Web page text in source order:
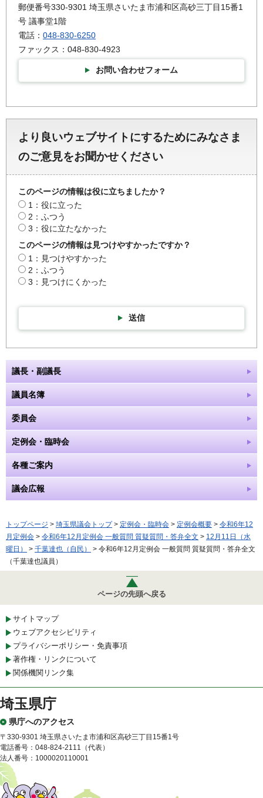
郵便番号330-9301 埼玉県さいたま市浦和区高砂三丁目15番1
号 議事堂1階
電話： 048-830-6250
ファックス：048-830-4923
お問い合わせフォーム
より良いウェブサイトにするためにみなさま
のご意見をお聞かせください
このページの情報は役に立ちましたか？
1：役に立った
2：ふつう
3：役に立たなかった
このページの情報は見つけやすかったですか？
1：見つけやすかった
2：ふつう
3：見つけにくかった
送信
議長・副議長
議員名簿
委員会
定例会・臨時会
各種ご案内
議会広報
トップページ > 埼玉県議会トップ> 定例会・臨時会 > 定例会概要 > 令和6年12
月定例会 > 令和6年12月定例会 一般質問 質疑質問・答弁全文 > 12月11日（水
曜日）
> 千葉達也（自民）
> 令和6年12月定例会 一般質問 質疑質問・答弁全文
（千葉達也議員）
ページの先頭へ戻る
サイトマップ
ウェブアクセシビリティ
プライバシーポリシー・免責事項
著作権・リンクについて
関係機関リンク集
埼玉県庁
県庁へのアクセス
〒330-9301 埼玉県さいたま市浦和区高砂三丁目15番1号
電話番号：048-824-2111（代表）
法人番号：1000020110001